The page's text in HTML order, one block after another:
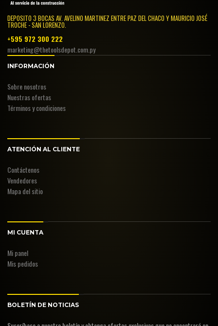
DEPOSITO 3 BOCAS AV. AVELINO MARTINEZ ENTRE PAZ DEL CHACO Y MAURICIO JOSÉ
TROCHE - SAN LORENZO.
+595 972 300 222
marketing@thetoolsdepot.com.py
INFORMACIÓN
Sobre nosotros
Nuestras ofertas
Términos y condiciones
ATENCIÓN AL CLIENTE
Contáctenos
Vendedores
Mapa del sitio
MI CUENTA
Mi panel
Mis pedidos
BOLETÍN DE NOTICIAS